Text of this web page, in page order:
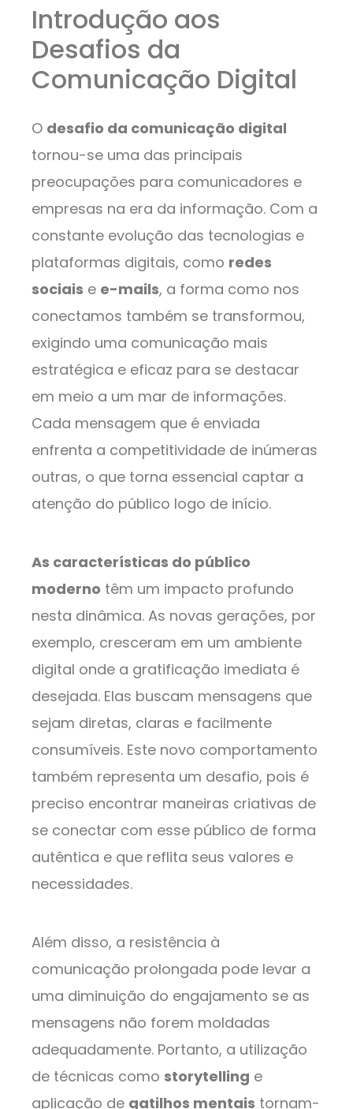
Introdução aos
Desafios da
Comunicação Digital
O desafio da comunicação digital
tornou-se uma das principais
preocupações para comunicadores e
empresas na era da informação. Com a
constante evolução das tecnologias e
plataformas digitais, como redes
sociais e e-mails, a forma como nos
conectamos também se transformou,
exigindo uma comunicação mais
estratégica e eficaz para se destacar
em meio a um mar de informações.
Cada mensagem que é enviada
enfrenta a competitividade de inúmeras
outras, o que torna essencial captar a
atenção do público logo de início.
As características do público
moderno têm um impacto profundo
nesta dinâmica. As novas gerações, por
exemplo, cresceram em um ambiente
digital onde a gratificação imediata é
desejada. Elas buscam mensagens que
sejam diretas, claras e facilmente
consumíveis. Este novo comportamento
também representa um desafio, pois é
preciso encontrar maneiras criativas de
se conectar com esse público de forma
autêntica e que reflita seus valores e
necessidades.
Além disso, a resistência à
comunicação prolongada pode levar a
uma diminuição do engajamento se as
mensagens não forem moldadas
adequadamente. Portanto, a utilização
de técnicas como storytelling e
aplicação de gatilhos mentais tornam-